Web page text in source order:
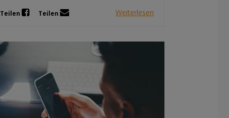
Teilen Teilen Weiterlesen